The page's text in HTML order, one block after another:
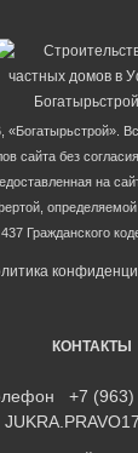
«Богатырьстрой».
сайта без
на
437 Гражданского
КОНТАКТЫ
+7